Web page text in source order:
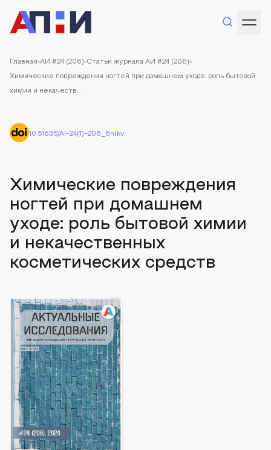
Главная АИ #24 (206) Статьи журнала АИ #24 (206)
Химические повреждения ногтей при домашнем уходе: роль бытовой
химии и некачеств...
10.51635/AI-24(1)-206_6nlkv
Химические повреждения
ногтей при домашнем
уходе: роль бытовой химии
и некачественных
косметических средств